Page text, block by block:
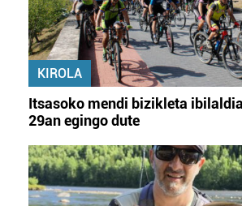
KIROLA
Itsasoko mendi bizikleta
29an egingo dute